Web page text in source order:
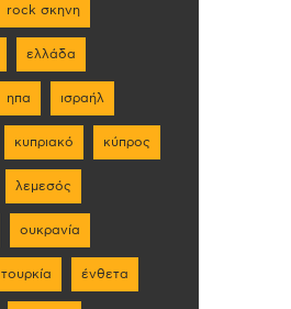
rock σκηνη
ελλάδα
ηπα ισραήλ
κυπριακό κύπρος
λεμεσός
ουκρανία
τουρκία ένθετα